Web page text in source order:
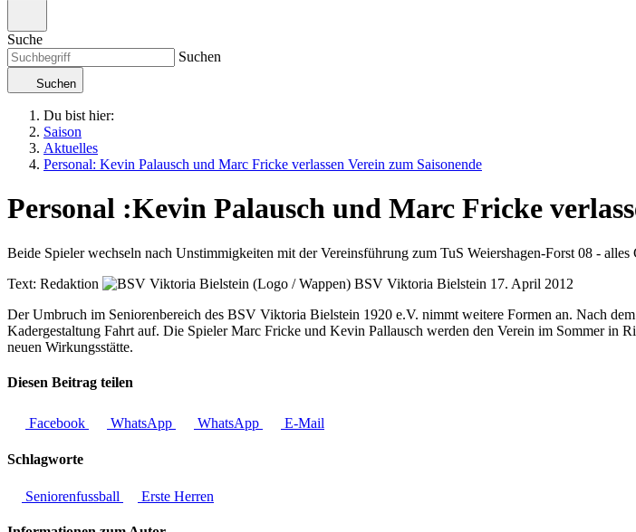
Suche
Suchen
Suchen
Du bist hier:
Saison
Aktuelles
Personal: Kevin Palausch und Marc Fricke verlassen Verein zum Saisonende
Personal :Kevin Palausch und Marc Fricke
Beide Spieler wechseln nach Unstimmigkeiten mit der Vereinsführung zum TuS Weiershagen-Forst 08 -
Text: Redaktion BSV Viktoria Bielstein 17. April 2012
Der Umbruch im Seniorenbereich des BSV Viktoria Bielstein 1920 e.V. nimmt weitere Formen an. Nach
Kadergestaltung Fahrt auf. Die Spieler Marc Fricke und Kevin Pallausch werden den Verein im Sommer in
neuen Wirkungsstätte.
Diesen Beitrag teilen
Facebook WhatsApp WhatsApp E-Mail
Schlagworte
Seniorenfussball Erste Herren